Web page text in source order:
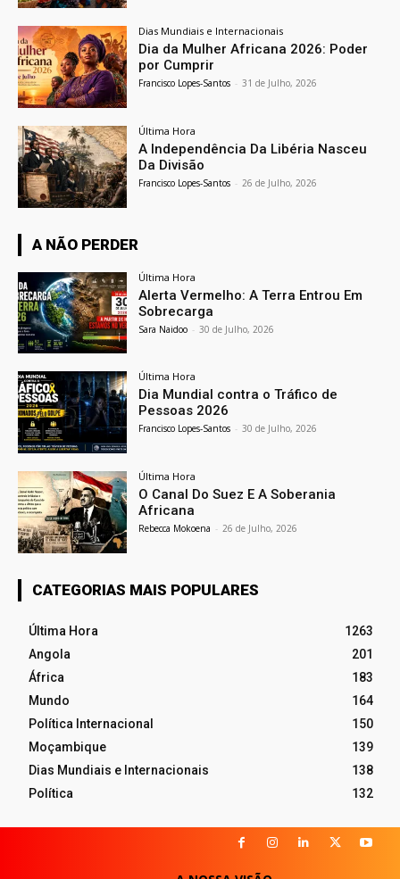
Dias Mundiais e Internacionais
Dia da Mulher Africana 2026: Poder
por Cumprir
Francisco Lopes-Santos - 31 de Julho, 2026
Última Hora
A Independência Da Libéria Nasceu
Da Divisão
Francisco Lopes-Santos - 26 de Julho, 2026
A NÃO PERDER
Última Hora
Alerta Vermelho: A Terra Entrou Em
Sobrecarga
Sara Naidoo - 30 de Julho, 2026
Última Hora
Dia Mundial contra o Tráfico de
Pessoas 2026
Francisco Lopes-Santos - 30 de Julho, 2026
Última Hora
O Canal Do Suez E A Soberania
Africana
Rebecca Mokoena - 26 de Julho, 2026
CATEGORIAS MAIS POPULARES
Última Hora
1263
Angola
201
África
183
Mundo
164
Política Internacional
150
Moçambique
139
Dias Mundiais e Internacionais
138
Política
132